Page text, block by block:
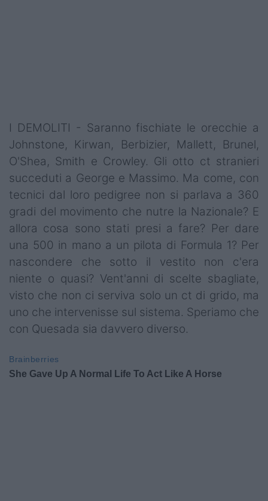
I DEMOLITI - Saranno fischiate le orecchie a
Johnstone, Kirwan, Berbizier, Mallett, Brunel,
O'Shea, Smith e Crowley. Gli otto ct stranieri
succeduti a George e Massimo. Ma come, con
tecnici dal loro pedigree non si parlava a 360
gradi del movimento che nutre la Nazionale? E
allora cosa sono stati presi a fare? Per dare
una 500 in mano a un pilota di Formula 1? Per
nascondere che sotto il vestito non c'era
niente o quasi? Vent'anni di scelte sbagliate,
visto che non ci serviva solo un ct di grido, ma
uno che intervenisse sul sistema. Speriamo che
con Quesada sia davvero diverso.